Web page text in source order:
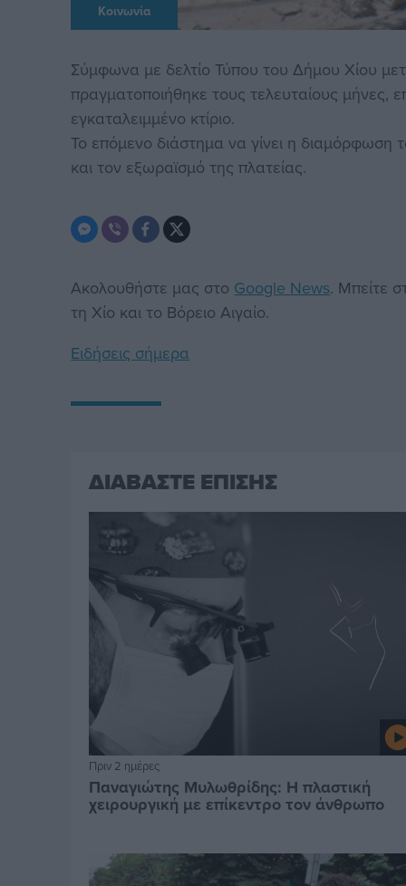
Κοινωνία
Σύμφωνα με δελτίο Τύπου του Δήμου Χίου
πραγματοποιήθηκε τους τελευταίους μήνες,
εγκαταλειμμένο κτίριο.
Το επόμενο διάστημα να γίνει η
και τον εξωραϊσμό της πλατείας.
Ακολουθήστε μας στο Google News. Μπείτε
τη Χίο και το Βόρειο Αιγαίο.
Ειδήσεις σήμερα
ΔΙΑΒΑΣΤΕ ΕΠΙΣΗΣ
Πριν 2 ημέρες
Παναγιώτης Μυλωθρίδης: Η πλαστική
χειρουργική με επίκεντρο τον άνθρωπο